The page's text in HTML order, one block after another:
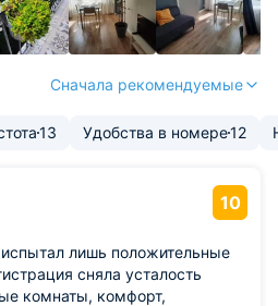
Сначала рекомендуемые
13 Удобства в номере12
10
лишь положительные
сняла усталость
комнаты, комфорт,